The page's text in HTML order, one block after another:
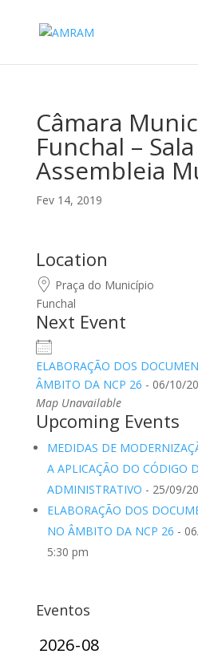
Câmara
Funchal –
Assembleia
Fev 14, 2019
Location
Praça do Município
Funchal
Next Event
ELABORAÇÃO DOS
ÂMBITO DA NCP 26 - 06/10/
Map Unavailable
Upcoming Events
MEDIDAS DE
A APLICAÇÃO DO CÓDIGO
ADMINISTRATIVO - 25/09/
ELABORAÇÃO DOS
NO ÂMBITO DA NCP 26 -
5:30 pm
Eventos